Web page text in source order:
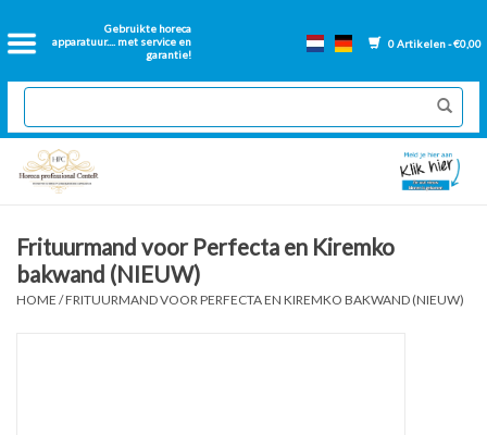
Gebruikte horeca
apparatuur.... met service en
garantie!
0 Artikelen - €0,00
Home
2dehands Horeca
Nieuwe apparatuur
GN Bakken
Frituurmand voor Perfecta en Kiremko
bakwand (NIEUW)
HOME /FRITUURMAND VOOR PERFECTA EN KIREMKO BAKWAND (NIEUW)